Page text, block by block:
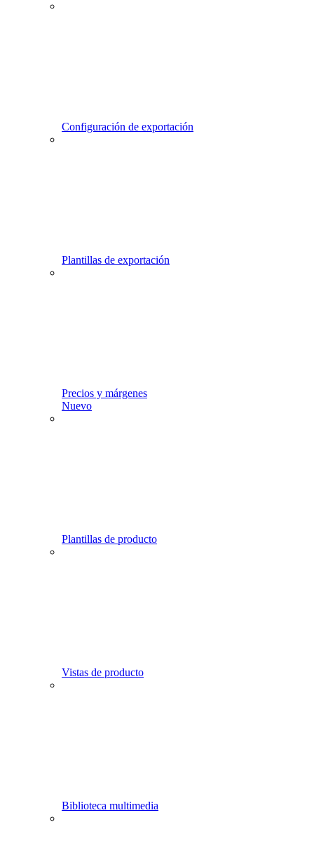
Configuración de exportación
Plantillas de exportación
Precios y márgenes
Nuevo
Plantillas de producto
Vistas de producto
Biblioteca multimedia